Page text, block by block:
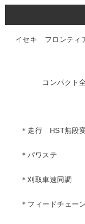
イセキ フロンテ
コンパクト全
＊走行 HST無段
＊パワステ
＊刈取車速同調
＊フィードチェー